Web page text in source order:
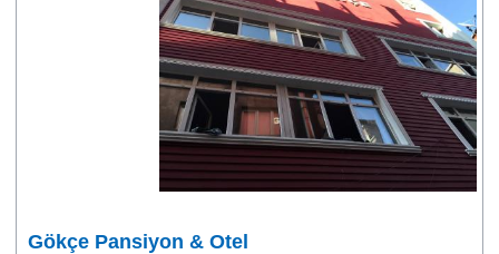
Gökçe Pansiyon & Otel